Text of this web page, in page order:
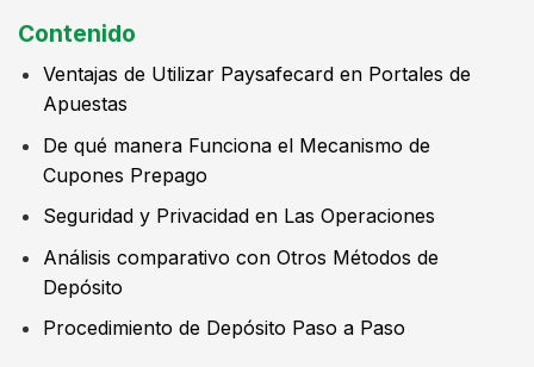
Contenido
Ventajas de Utilizar Paysafecard en Portales de
Apuestas
De qué manera Funciona el Mecanismo de
Cupones Prepago
Seguridad y Privacidad en Las Operaciones
Análisis comparativo con Otros Métodos de
Depósito
Procedimiento de Depósito Paso a Paso